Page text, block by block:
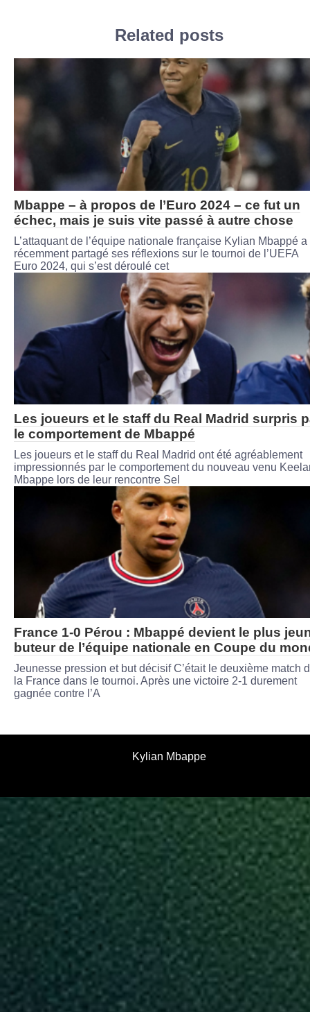
Related posts
Mbappe – à propos de l’Euro 2024 – ce fut un
échec, mais je suis vite passé à autre chose
L’attaquant de l’équipe nationale française Kylian Mbappé a
récemment partagé ses réflexions sur le tournoi de l’UEFA
Euro 2024, qui s’est déroulé cet
Les joueurs et le staff du Real Madrid surpris
le comportement de Mbappé
Les joueurs et le staff du Real Madrid ont été agréablement
impressionnés par le comportement du nouveau venu
Mbappe lors de leur rencontre Sel
France 1-0 Pérou : Mbappé devient le plus
buteur de l’équipe nationale en Coupe du
Jeunesse pression et but décisif C’était le deuxième match
la France dans le tournoi. Après une victoire 2-1 durement
gagnée contre l’A
Kylian Mbappe